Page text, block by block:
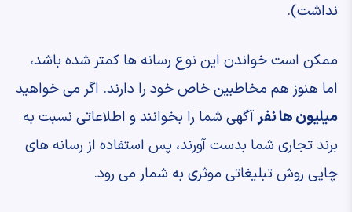
نداشت).
ممکن است خواندن این نوع رسانه ها کمتر شده باشد،
اما هنوز هم مخاطبین خاص خود را دارند. اگر می خواهید
میلیون ها نفرآگهی شما را بخوانند و اطلاعاتی نسبت به
برند تجاری شما بدست آورند، پس استفاده از رسانه های
چاپی روش تبلیغاتی موثری به شمار می رود.